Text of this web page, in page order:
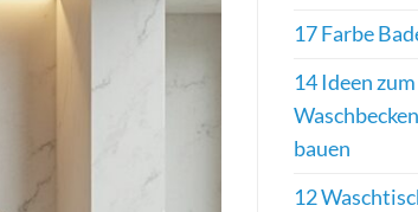
17 Farbe
14 Ideen zum
bauen
12